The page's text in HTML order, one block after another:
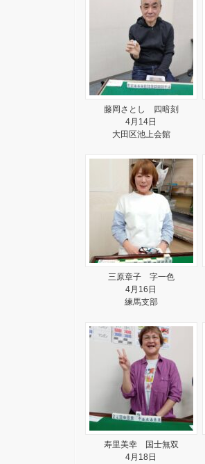
藤岡さとし 四暗刻
4月14日
大田区池上会館
三原章子 字一色
4月16日
練馬支部
寿里美幸 国士無双
4月18日